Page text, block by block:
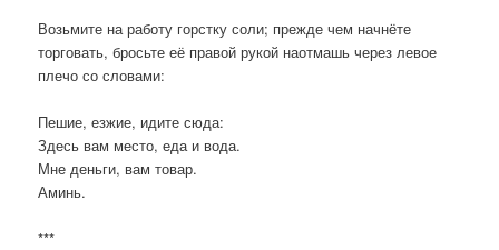
Возьмите на работу горстку соли; прежде чем начнёте
торговать, бросьте её правой рукой наотмашь через левое
плечо со словами:
Пешие, езжие, идите сюда:
Здесь вам место, еда и вода.
Мне деньги, вам товар.
Аминь.
***